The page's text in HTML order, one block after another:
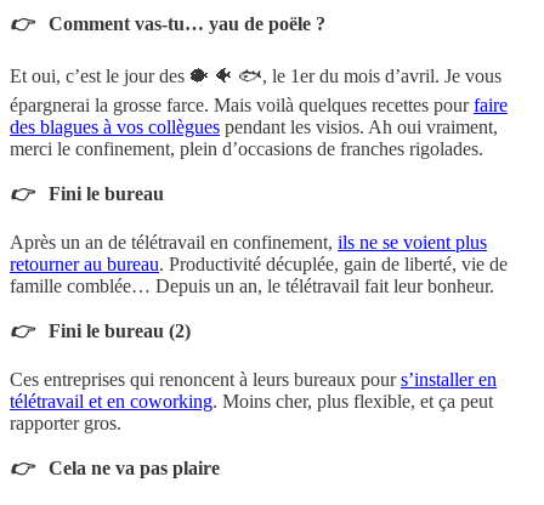
👉 Comment vas-tu… yau de poële ?
Et oui, c’est le jour des 🐡 🐠 🐟, le 1er du mois d’avril. Je vous
épargnerai la grosse farce. Mais voilà quelques recettes pourfaire
des blagues à vos collègues pendant les visios. Ah oui vraiment,
merci le confinement, plein d’occasions de franches rigolades.
👉 Fini le bureau
Après un an de télétravail en confinement, ils ne se voient plus
retourner au bureau. Productivité décuplée, gain de liberté, vie de
famille comblée… Depuis un an, le télétravail fait leur bonheur.
👉 Fini le bureau (2)
Ces entreprises qui renoncent à leurs bureaux pours’installer en
télétravail et en coworking. Moins cher, plus flexible, et ça peut
rapporter gros.
👉 Cela ne va pas plaire